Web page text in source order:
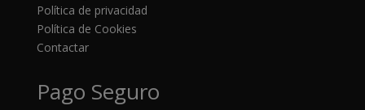
Política de privacidad
Política de Cookies
Contactar
Pago Seguro